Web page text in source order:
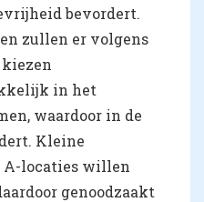
bevordert.
zullen er volgens
in het
waardoor in de
Kleine
locaties willen
genoodzaakt